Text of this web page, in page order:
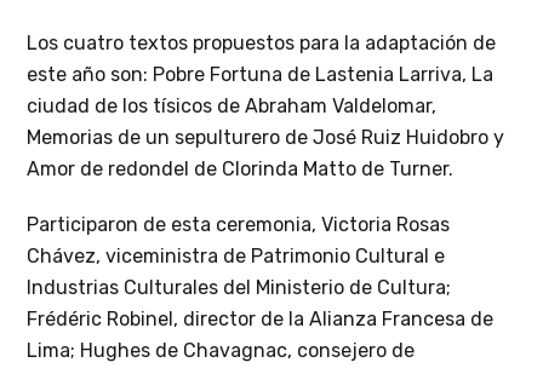
Los cuatro textos propuestos para la adaptación de
este año son: Pobre Fortuna de Lastenia Larriva, La
ciudad de los tísicos de Abraham Valdelomar,
Memorias de un sepulturero de José Ruiz Huidobro y
Amor de redondel de Clorinda Matto de Turner.
Participaron de esta ceremonia, Victoria Rosas
Chávez, viceministra de Patrimonio Cultural e
Industrias Culturales del Ministerio de Cultura;
Frédéric Robinel, director de la Alianza Francesa de
Lima; Hughes de Chavagnac, consejero de